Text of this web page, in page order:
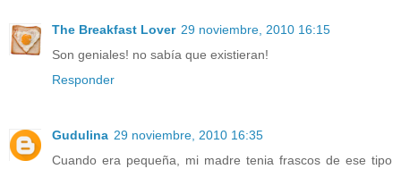
The Breakfast Lover 29 noviembre, 2010 16:15
Son geniales! no sabía que existieran!
Responder
Gudulina 29 noviembre, 2010 16:35
Cuando era pequeña, mi madre tenia frascos de ese tipo